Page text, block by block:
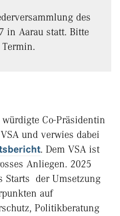
des
in Aarau statt. Bitte
Co-Präsidentin
und verwies dabei
. Dem VSA ist
Anliegen. 2025
Starts der Umsetzung
auf
Politikberatung